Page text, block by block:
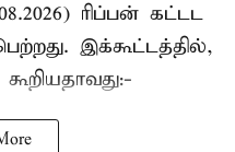
ரிப்பன் கட்டட
இக்கூட்டத்தில்,